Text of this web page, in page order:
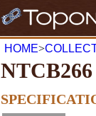
HOME>
NTCB266